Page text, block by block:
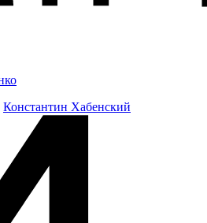
Константин Хабенский